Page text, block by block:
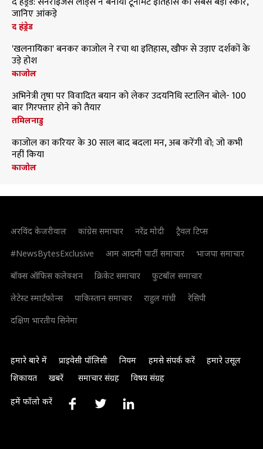
जानिए आंकड़े
द हंड्रेड
'खलनायिका' बनकर काजोल ने रचा था इतिहास, खौफ से उड़ाए दर्शकों के
उड़े होश
काजोल
अभिनेत्री तृषा पर विवादित बयान को लेकर उदयनिधि स्टालिन बोले- 100
बार गिरफ्तार होने को तैयार
तमिलनाडु
काजोल का करियर के 30 साल बाद बदला मन, अब करेंगी वो; जो कभी
नहीं किया
काजोल
अरविंद केजरीवाल कांग्रेस समाचार नरेंद्र मोदी
ट्रैवल टिप्स
#NewsBytesExclusive
आम आदमी पार्टी समाचार
भाजपा समाचार
बॉक्स ऑफिस कलेक्शन
क्रिकेट समाचार
फुटबॉल समाचार
लेटेस्ट स्मार्टफोन्स
पाकिस्तान समाचार राहुल गांधी
रेसिपी
दक्षिण भारतीय सिनेमा
हमारे बारे में प्राइवेसी पॉलिसी नियम हमसे संपर्क करें
हमारे उसूल
शिकायत
खबरें समाचार संग्रह विषय संग्रह
हमें फॉलो करें